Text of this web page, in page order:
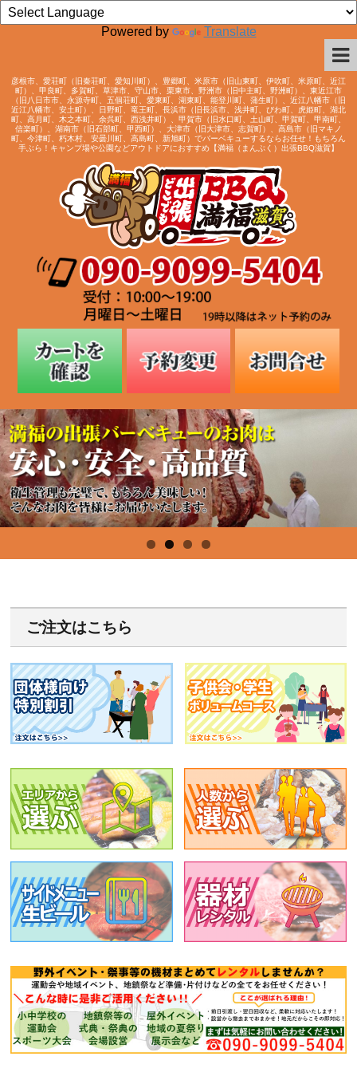
Powered by Translate
彦根市、愛荘町（旧秦荘町、愛知川町）、豊郷町、米原市（旧山東町、伊吹町、米原町、近江
町）、甲良町、多賀町、草津市、守山市、栗東市、野洲市（旧中主町、野洲町）、東近江市
（旧八日市市、永源寺町、五個荘町、愛東町、湖東町、能登川町、蒲生町）、近江八幡市（旧
近江八幡市、安土町）、日野町、竜王町、長浜市（旧長浜市、浅井町、びわ町、虎姫町、湖北
町、高月町、木之本町、余呉町、西浅井町）、甲賀市（旧水口町、土山町、甲賀町、甲南町、
信楽町）、湖南市（旧石部町、甲西町）、大津市（旧大津市、志賀町）、高島市（旧マキノ
町、今津町、朽木村、安曇川町、高島町、新旭町）でバーベキューするならお任せ！もちろん
手ぶら！キャンプ場や公園などアウトドアにおすすめ【満福（まんぷく）出張BBQ滋賀】
ご注文はこちら